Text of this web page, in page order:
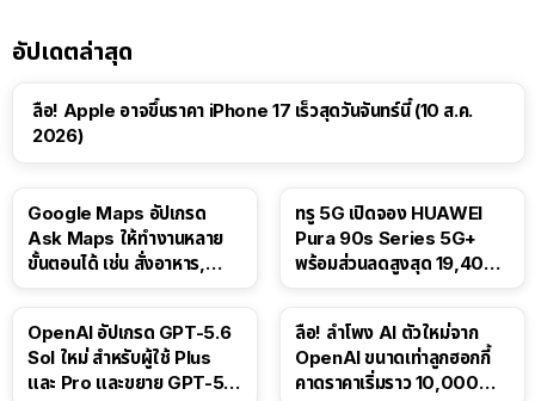
อัปเดตล่าสุด
ลือ! Apple อาจขึ้นราคา iPhone 17 เร็วสุดวันจันทร์นี้ (10 ส.ค.
2026)
Google Maps อัปเกรด
Ask Maps ให้ทำงานหลาย
ขั้นตอนได้ เช่น สั่งอาหาร,
ทรู 5G เปิดจอง HUAWEI
Pura 90s Series 5G+
พร้อมส่วนลดสูงสุด 19,400
OpenAI อัปเกรด GPT-5.6
Sol ใหม่ สำหรับผู้ใช้ Plus
และ Pro และขยาย GPT-5.6
ลือ! ลำโพง AI ตัวใหม่จาก
OpenAI ขนาดเท่าลูกฮอกกี้
คาดราคาเริ่มราว 10,000